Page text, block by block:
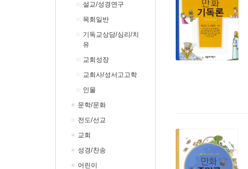
설교/성경연구
목회일반
기독교상담/심리/치
유
교회성장
교회사/성서고고학
인물
문학/문화
전도/선교
교회
성경/찬송
어린이